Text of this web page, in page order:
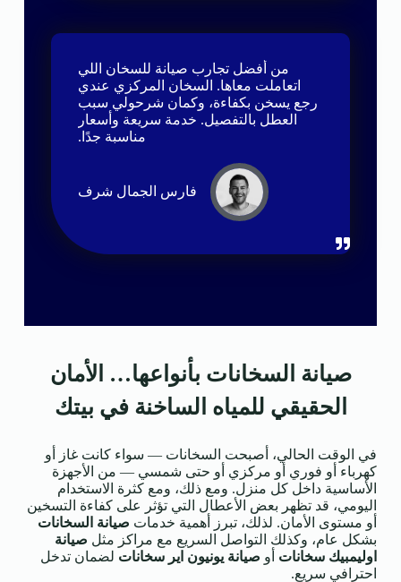
من أفضل تجارب صيانة للسخان اللي
اتعاملت معاها. السخان المركزي عندي
رجع يسخن بكفاءة، وكمان شرحولي سبب
العطل بالتفصيل. خدمة سريعة وأسعار
مناسبة جدًا.
فارس الجمال شرف
صيانة السخانات بأنواعها… الأمان
الحقيقي للمياه الساخنة في بيتك
في الوقت الحالي، أصبحت السخانات — سواء كانت غاز أو
كهرباء أو فوري أو مركزي أو حتى شمسي — من الأجهزة
الأساسية داخل كل منزل. ومع ذلك، ومع كثرة الاستخدام
اليومي، قد تظهر بعض الأعطال التي تؤثر على كفاءة التسخين
أو مستوى الأمان. لذلك، تبرز أهمية خدمات صيانة السخانات
بشكل عام، وكذلك التواصل السريع مع مراكز مثل صيانة
اوليمبيك سخانات أو صيانة يونيون اير سخانات لضمان تدخل
احترافي سريع.